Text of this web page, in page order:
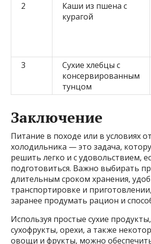
2
Каши из пшена с
курагой
3
Сухие хлебцы с
консервированным
тунцом
Заключение
Питание в походе или в условиях
холодильника — это задача,
решить легко и с удовольствием,
подготовиться. Важно выбирать
длительным сроком хранения,
транспортировке и
заранее продумать рацион и
Используя простые сухие
сухофрукты, орехи, а также
овощи и фрукты, можно